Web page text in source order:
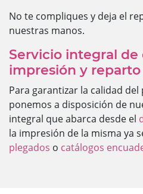
No te compliques y deja el
nuestras manos.
Servicio integral de
impresión y reparto
Para garantizar la calidad
ponemos a disposición de
integral que abarca desde el
la impresión de la misma ya
plegados o catálogos